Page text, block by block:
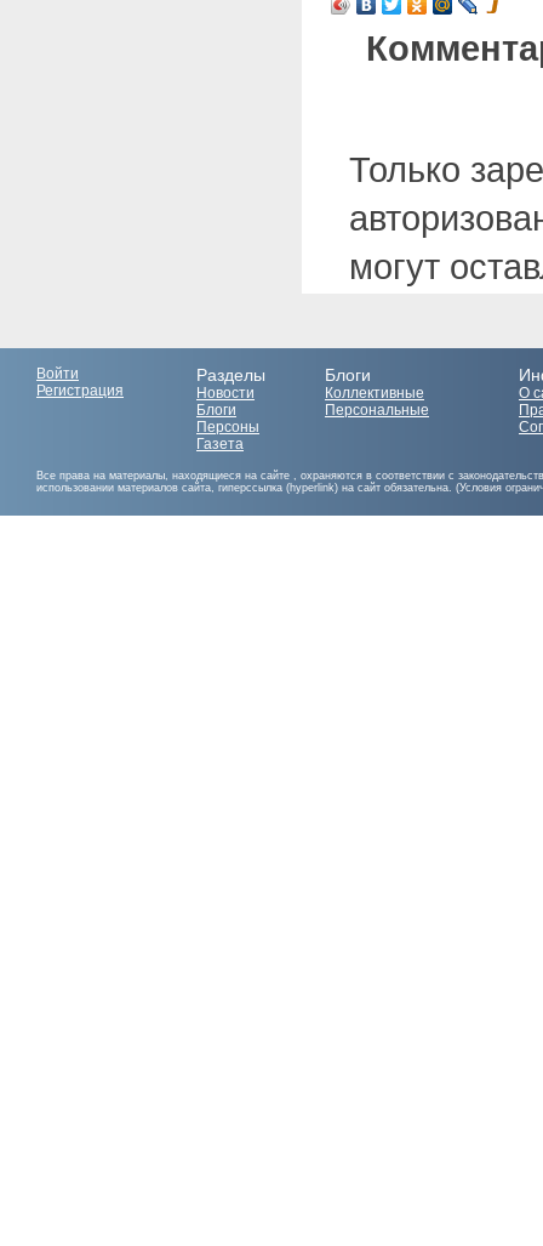
Только
могут
Войти
Регистрация
Разделы
Новости
Блоги
Персоны
Газета
Блоги
Коллективные
Персональные
О
Все права на материалы, находящиеся на сайте , охраняются в соответствии с
использовании материалов сайта, гиперссылка (hyperlink) на сайт обязательна. (Условия